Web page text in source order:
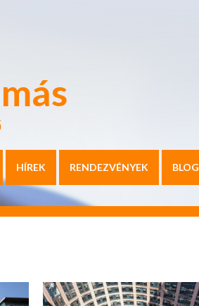
HÍREK RENDEZVÉNYEK BLOG